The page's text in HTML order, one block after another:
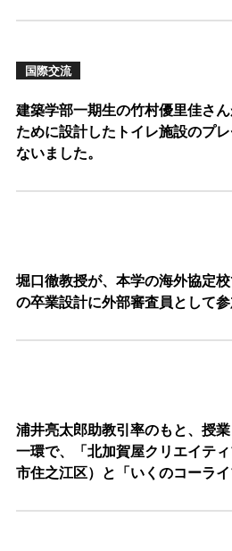
国際交流
建築学部一期生の竹村優里佳さ
ために設計したトイレ施設のプ
ないました。
堀口徹教授が、本学の海外協定
の卒業設計に外部審査員として参
浦井亮太郎助教引率のもと、授
一環で、「北加賀屋クリエイテ
市住之江区）と「いくのコーラ